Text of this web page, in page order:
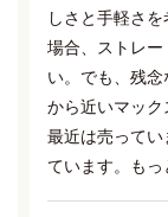
しさと手軽さ
場合、ストレー
い。でも、残
から近いマッ
最近は売って
ています。もっ